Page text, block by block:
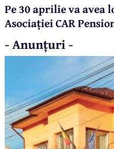
Pe 30 aprilie va avea
Asociației CAR
- Anunțuri -